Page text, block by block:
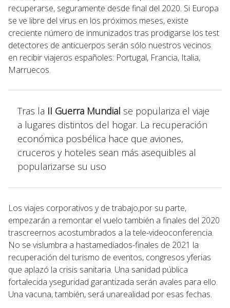
recuperarse, seguramente desde final del 2020. Si Europa
se ve libre del virus en los próximos meses, existe
creciente número de inmunizados tras prodigarse los test
detectores de anticuerpos serán sólo nuestros vecinos
en recibir viajeros españoles: Portugal, Francia, Italia,
Marruecos.
Tras la II Guerra Mundial se populariza el viaje
a lugares distintos del hogar. La recuperación
económica posbélica hace que aviones,
cruceros y hoteles sean más asequibles al
popularizarse su uso
Los viajes corporativos y de trabajo,por su parte,
empezarán a remontar el vuelo también a finales del 2020
trascreernos acostumbrados a la tele-videoconferencia.
No se vislumbra a hastamediados-finales de 2021 la
recuperación del turismo de eventos, congresos yferias
que aplazó la crisis sanitaria. Una sanidad pública
fortalecida yseguridad garantizada serán avales para ello.
Una vacuna, también, será unarealidad por esas fechas.